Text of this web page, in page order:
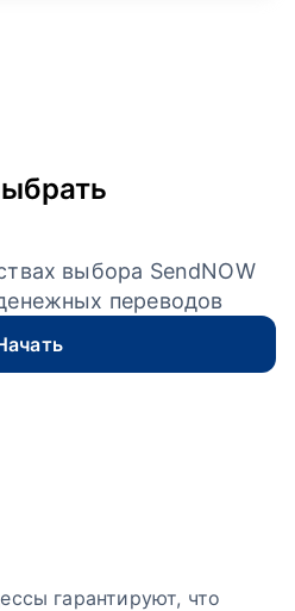
выбора SendNOW
переводов
гарантируют, что